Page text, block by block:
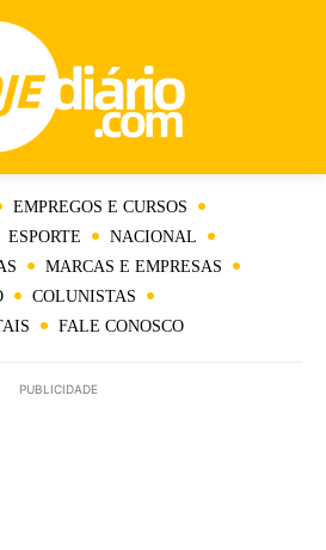
EMPREGOS E CURSOS
ESPORTE
NACIONAL
MARCAS E EMPRESAS
COLUNISTAS
FALE CONOSCO
PUBLICIDADE